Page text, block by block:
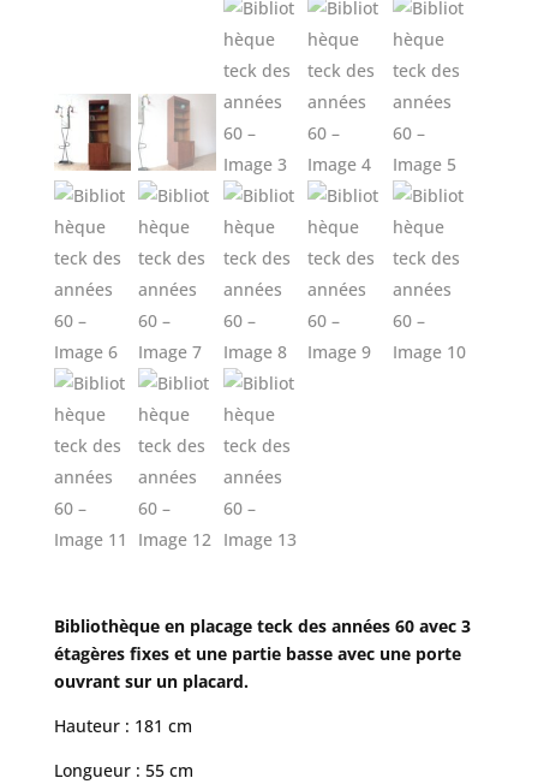
Bibliothèque en placage teck des années 60 avec 3
étagères fixes et une partie basse avec une porte
ouvrant sur un placard.
Hauteur : 181 cm
Longueur : 55 cm